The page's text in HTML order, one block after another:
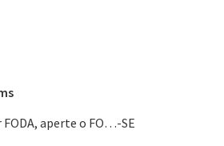
FODA, aperte o FO…-SE